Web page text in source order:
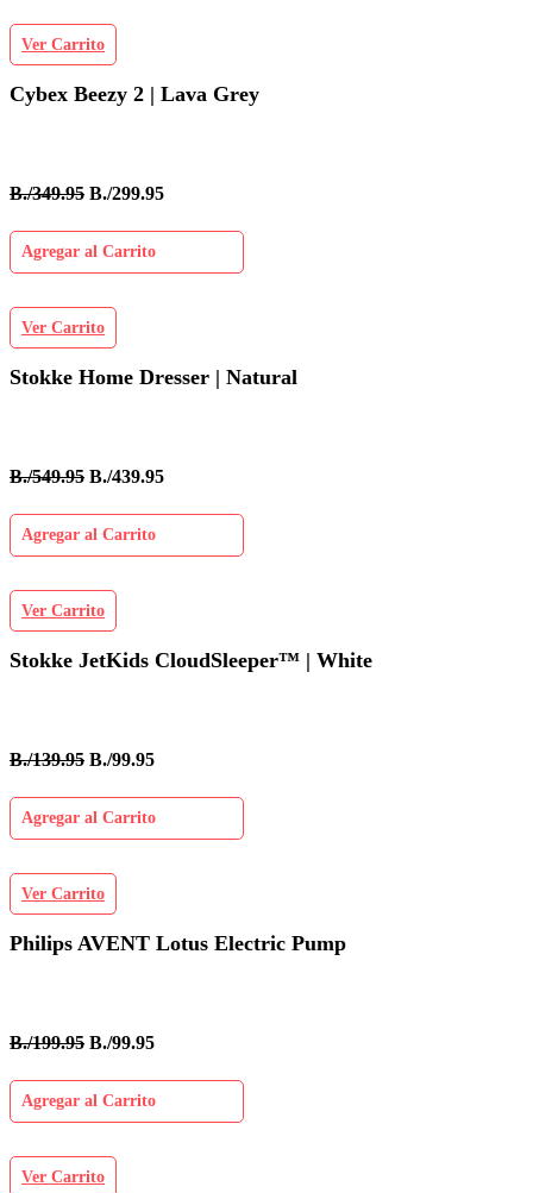
Ver Carrito
Cybex Beezy 2 | Lava Grey
B./349.95 B./299.95
Agregar al Carrito
Ver Carrito
Stokke Home Dresser | Natural
B./549.95 B./439.95
Agregar al Carrito
Ver Carrito
Stokke JetKids CloudSleeper™ | White
B./139.95 B./99.95
Agregar al Carrito
Ver Carrito
Philips AVENT Lotus Electric Pump
B./199.95 B./99.95
Agregar al Carrito
Ver Carrito